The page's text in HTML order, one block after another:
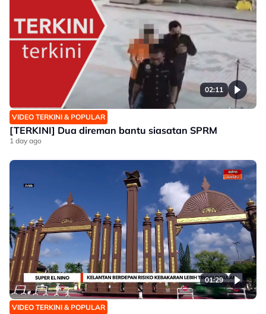
02:11
VIDEO TERKINI & POPULAR
[TERKINI] Dua direman bantu siasatan SPRM
1 day ago
01:29
VIDEO TERKINI & POPULAR